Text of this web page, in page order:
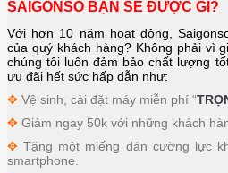
SAIGONSO BẠN SẼ ĐƯỢC GÌ?
Với hơn 10 năm hoạt động,
của quý khách hàng? Không phải vì
chúng tôi luôn đảm bảo chất lượng
ưu đãi hết sức hấp dẫn như:
✥ Vệ sinh, cài đặt máy miễn phí “
✥ Giảm ngay 50k với những khách
✥ Tặng một miếng dán cường lực
smartphone.